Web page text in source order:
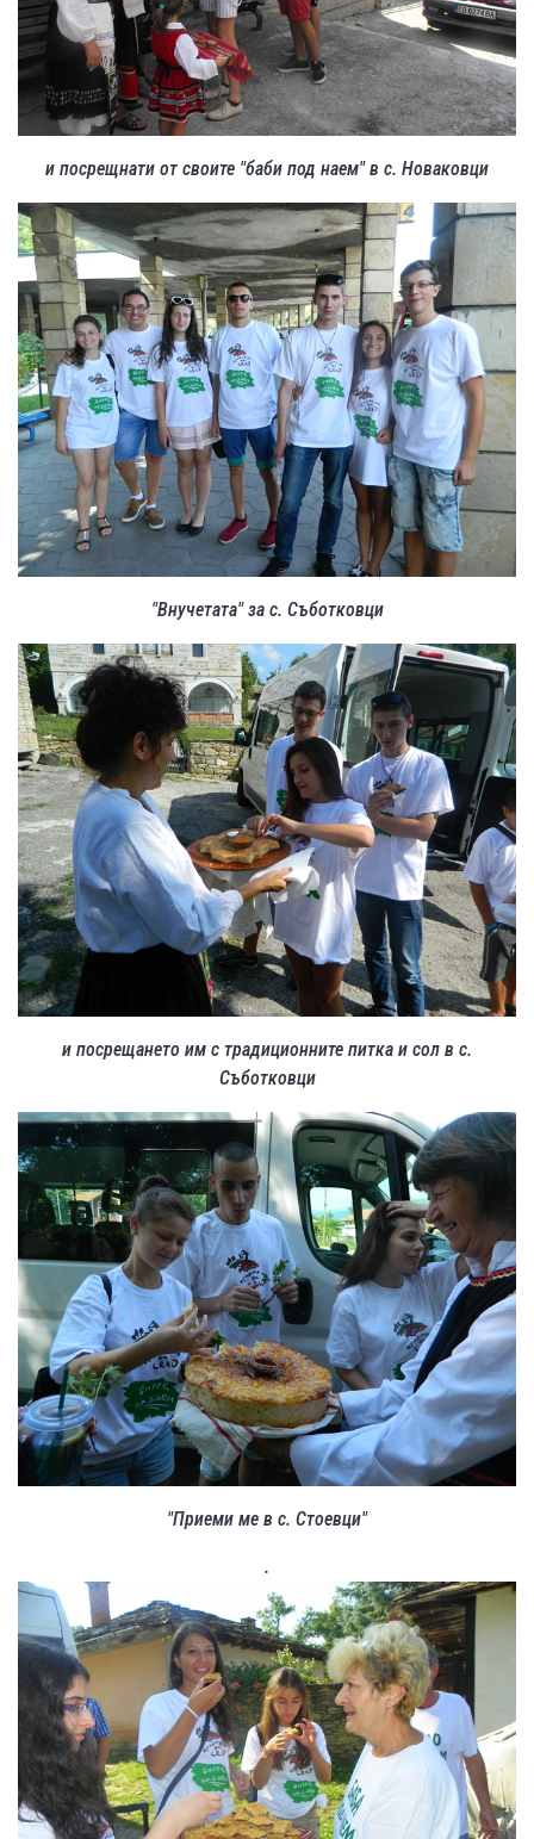
и посрещнати от своите "баби под наем" в с. Новаковци
"Внучетата" за с. Съботковци
и посрещането им с традиционните питка и сол в с.
Съботковци
"Приеми ме в с. Стоевци"
.